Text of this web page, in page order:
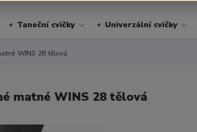
Taneční cvičky Univerzální cvičky
WINS 28 tělová
matné WINS 28 tělová